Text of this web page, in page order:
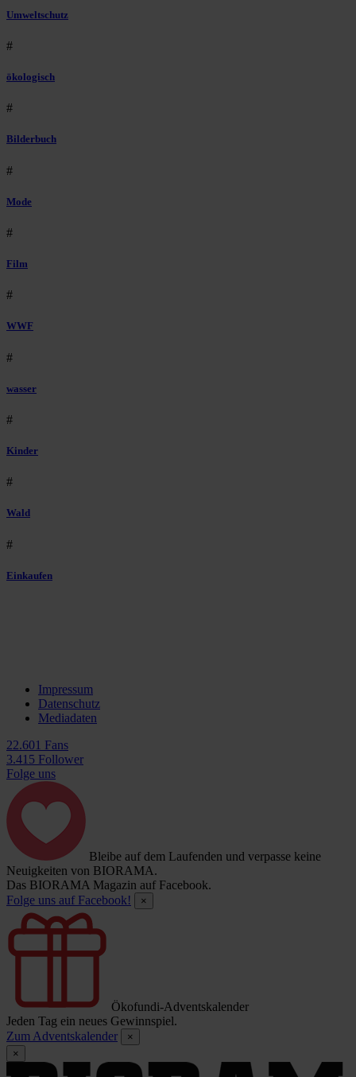
Umweltschutz
#
ökologisch
#
Bilderbuch
#
Mode
#
Film
#
WWF
#
wasser
#
Kinder
#
Wald
#
Einkaufen
Impressum
Datenschutz
Mediadaten
22.601 Fans
3.415 Follower
Folge uns
Bleibe auf dem Laufenden und verpasse keine
Neuigkeiten von BIORAMA.
Das BIORAMA Magazin auf Facebook.
Folge uns auf Facebook!
×
Ökofundi-Adventskalender
Jeden Tag ein neues Gewinnspiel.
Zum Adventskalender
×
×